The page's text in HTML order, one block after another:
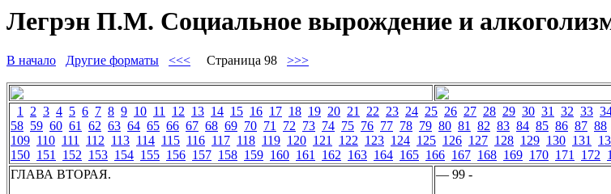
Легрэн П.М. Социальное вырождение и
В начало Другие форматы <<< Страница 98 >>>
1 2 3 4 5 6 7 8 9 10 11 12 13 14 15 16 17 18 19 20 21 22 23 24 25 26 27 28 29 30 31 32 33
58 59 60 61 62 63 64 65 66 67 68 69 70 71 72 73 74 75 76 77 78 79 80 81 82 83 84 85 86 87 88
109 110 111 112 113 114 115 116 117 118 119 120 121 122 123 124 125 126 127 128 129 130 131
150 151 152 153 154 155 156 157 158 159 160 161 162 163 164 165 166 167 168 169 170 171 172
ГЛАВА ВТОРАЯ.
— 99 -